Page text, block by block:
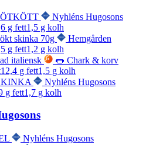
Nyhléns Hugosons
g fett1,5 g kolh
skinka 70g
Hemgården
g fett1,2 g kolh
italiensk
🌭 Chark & korv
12,4 g fett1,5 g kolh
Nyhléns Hugosons
g fett1,7 g kolh
Nyhléns Hugosons